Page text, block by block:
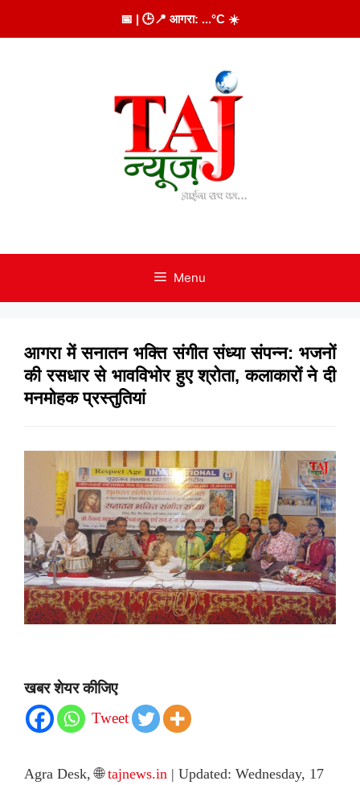
to
📅 | 🕒📍 आगरा: ...°C ☀️
Menu
आगरा में सनातन भक्ति संगीत संध्या संपन्न: भजनों
की रसधार से भावविभोर हुए श्रोता, कलाकारों ने दी
मनमोहक प्रस्तुतियां
खबर शेयर कीजिए
Tweet
Agra Desk, 🌐tajnews.in | Updated: Wednesday, 17